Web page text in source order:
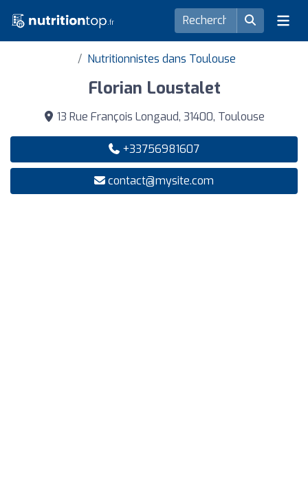
Nutritionnistes dans Toulouse
Florian Loustalet
13 Rue François Longaud, 31400, Toulouse
+33756981607
contact@mysite.com